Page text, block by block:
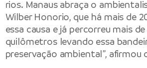
rios. Manaus abraça o
Wilber Honorio, que há mais de
essa causa e já percorreu mais
quilômetros levando essa
preservação ambiental”, afirmou